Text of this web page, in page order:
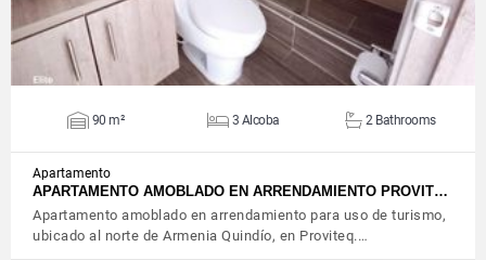
90 m² 3 Alcoba 2 Bathrooms
Apartamento
APARTAMENTO AMOBLADO EN ARRENDAMIENTO PROVIT…
Apartamento amoblado en arrendamiento para uso de turismo,
ubicado al norte de Armenia Quindío, en Proviteq.…